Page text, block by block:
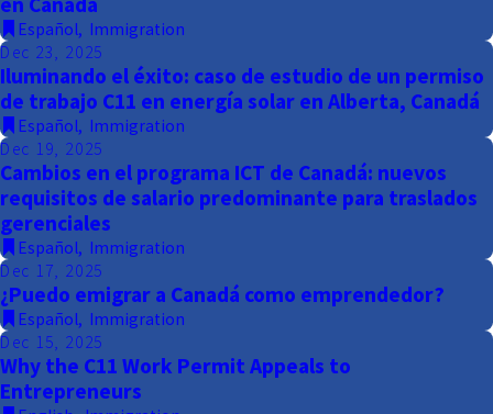
Español, Immigration
Dec 23, 2025
Iluminando el éxito: caso de estudio de un permiso
de trabajo C11 en energía solar en Alberta, Canadá
Español, Immigration
Dec 19, 2025
Cambios en el programa ICT de Canadá: nuevos
requisitos de salario predominante para traslados
gerenciales
Español, Immigration
Dec 17, 2025
¿Puedo emigrar a Canadá como emprendedor?
Español, Immigration
Dec 15, 2025
Why the C11 Work Permit Appeals to
Entrepreneurs